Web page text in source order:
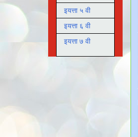
इयत्ता ५ वी
इयत्ता ६ वी
इयत्ता ७ वी